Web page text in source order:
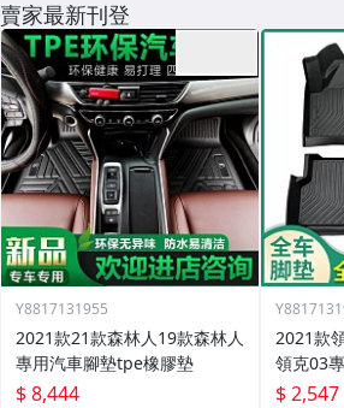
賣家最新刊登
Y8817131955
2021款21款森林人19款森林人
專用汽車腳墊tpe橡膠墊
$ 8,444
2021款
領克03
腳墊
$ 2,547